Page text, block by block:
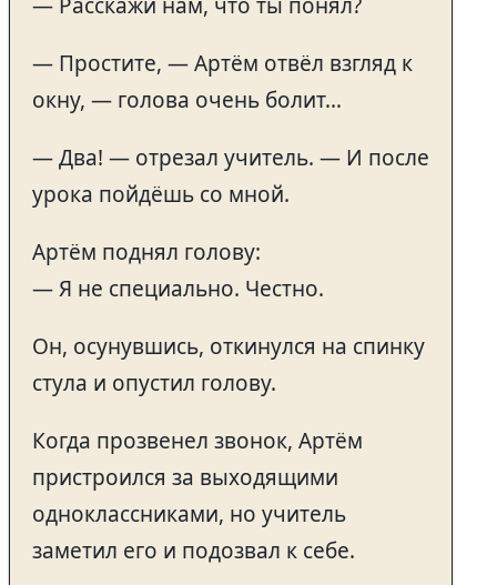
— Простите, — Артём отвёл взгляд к
окну, — голова очень болит…
— Два! — отрезал учитель. — И после
урока пойдёшь со мной.
Артём поднял голову:
— Я не специально. Честно.
Он, осунувшись, откинулся на спинку
стула и опустил голову.
Когда прозвенел звонок, Артём
пристроился за выходящими
одноклассниками, но учитель
заметил его и подозвал к себе.